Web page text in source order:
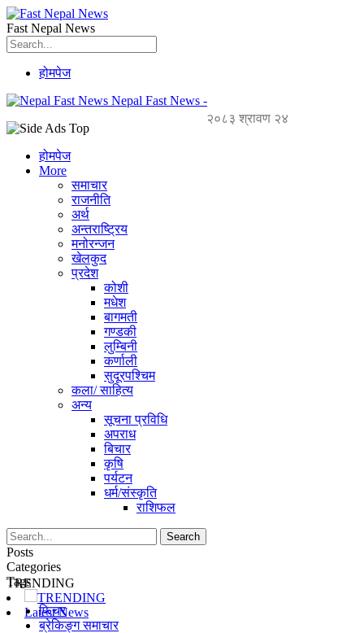
Fast Nepal News
होमपेज
Nepal Fast News -
२०८३ श्रावण २४
होमपेज
More
समाचार
राजनीति
अर्थ
अन्तराष्ट्रिय
मनोरन्जन
खेलकुद
प्रदेश
कोशी
मधेश
बागमती
गण्डकी
लुम्बिनी
कर्णाली
सुदूरपश्चिम
कला/ साहित्य
अन्य
सूचना प्रविधि
अपराध
बिचार
कृषि
पर्यटन
धर्म/संस्कृति
राशिफल
Posts
Categories
Tags
TRENDING
Latest News
TRENDING
फिचर
ब्रेकिङ्ग समाचार